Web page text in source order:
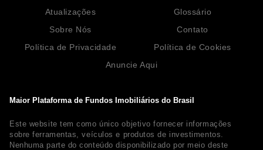
Maior Plataforma de Fundos Imobiliários do Brasil
Este website tem como único objetivo fornecer informações
sobre ferramentas, veículos e produtos de investimentos.
Nenhuma parte do conteúdo disponibilizado por meio deste
Atualizações
Glossário
Sobre Nós
Contato
Política de Privacidade
Política de Cookies
Anuncie Aqui